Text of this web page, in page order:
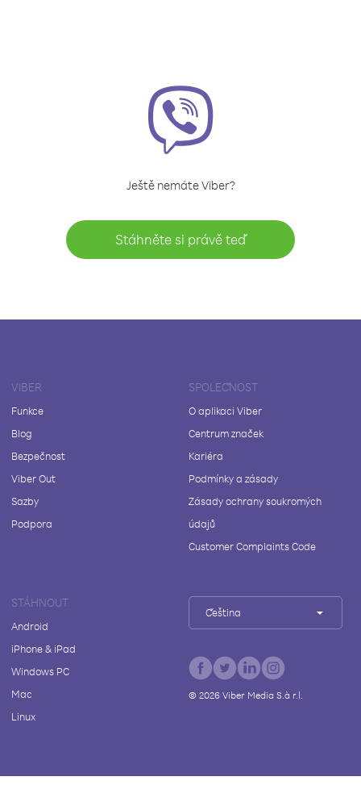
Ještě nemáte Viber?
Stáhněte si právě teď
VIBER
Funkce
Blog
Bezpečnost
Viber Out
Sazby
Podpora
SPOLEČNOST
O aplikaci Viber
Centrum značek
Kariéra
Podmínky a zásady
Zásady ochrany soukromých
údajů
Customer Complaints Code
STÁHNOUT
Android
iPhone & iPad
Windows PC
Mac
Linux
Čeština
© 2026Viber Media S.à r.l.